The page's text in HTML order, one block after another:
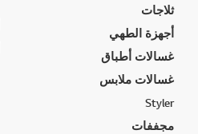
ثلاجات
أجهزة الطهي
غسالات أطباق
غسالات ملابس
Styler
مجففات